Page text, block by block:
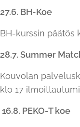
27.6. BH-Koe
BH-kurssin päätös
28.7. Summer
Kouvolan
klo 17
16.8. PEKO-T koe